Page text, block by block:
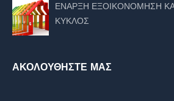
ΕΝΑΡΞΗ ΕΞΟΙΚΟΝΟΜΗΣΗ
ΚΥΚΛΟΣ
ΑΚΟΛΟΥΘΗΣΤΕ ΜΑΣ